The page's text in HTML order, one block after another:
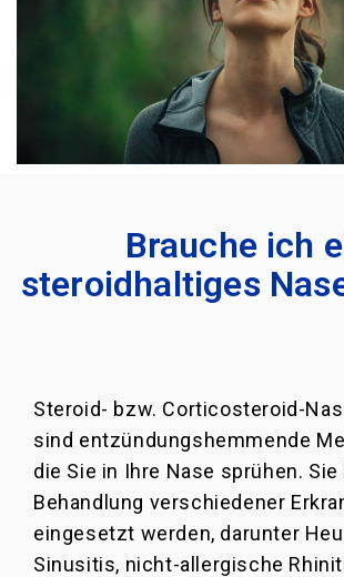
Brauche ich
steroidhaltiges
Steroid- bzw. Corticosteroid-
sind entzündungshemmende
die Sie in Ihre Nase sprühen.
Behandlung verschiedener
eingesetzt werden, darunter
Sinusitis, nicht-allergische